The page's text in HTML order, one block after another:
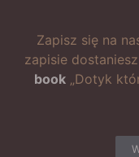
Zapisz się na
zapisie dostaniesz
book „Dotyk